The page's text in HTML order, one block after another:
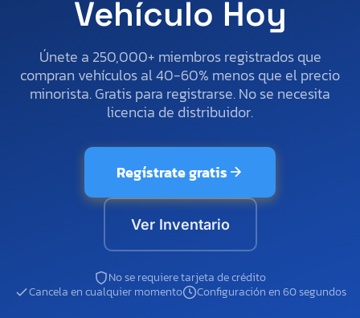
Vehículo Hoy
Únete a 250,000+ miembros registrados que
compran vehículos al 40-60% menos que el precio
minorista. Gratis para registrarse. No se necesita
licencia de distribuidor.
Regístrate gratis
Ver Inventario
No se requiere tarjeta de crédito
Cancela en cualquier momento
Configuración en 60 segundos